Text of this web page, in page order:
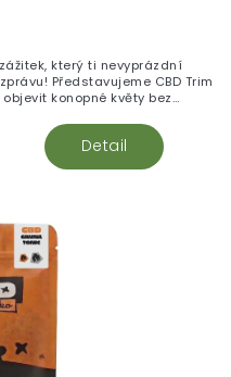
Detail
který ti nevyprázdní
Představujeme CBD Trim
konopné květy bez